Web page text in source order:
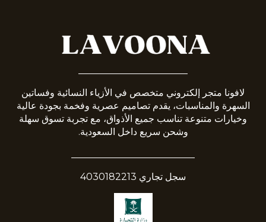
لافونا متجر إلكتروني متخصص في الأزياء النسائية وفساتين
السهرة والمناسبات، يقدم تصاميم عصرية وفخمة بجودة عالية
وخيارات متنوعة تناسب جميع الأذواق، مع تجربة تسوق سهلة
وشحن سريع داخل السعودية.
سجل تجاري 4030182213